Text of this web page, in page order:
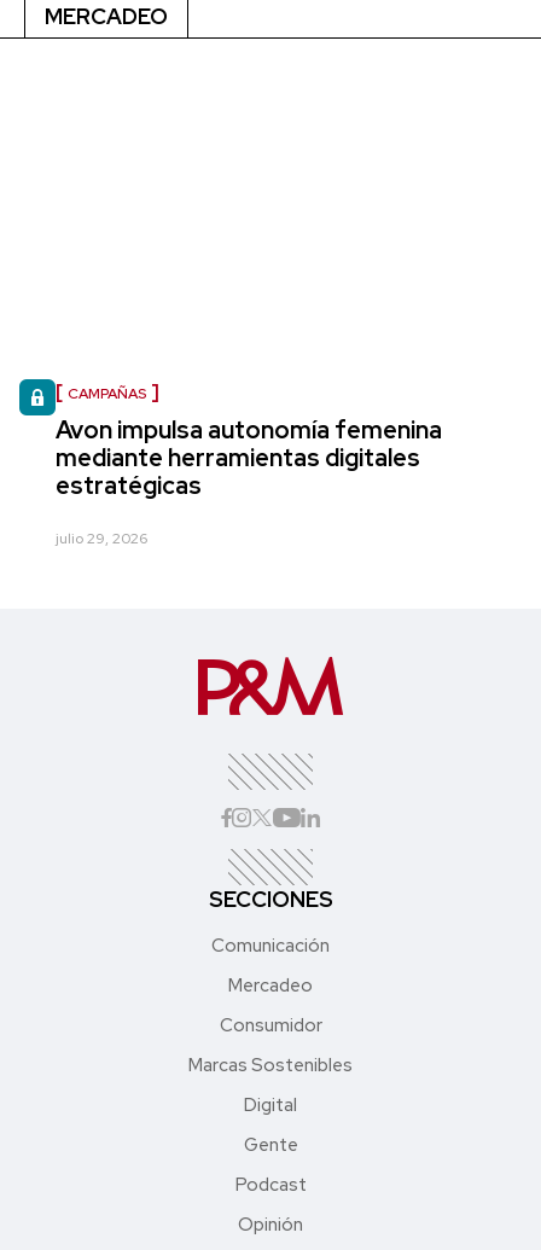
MERCADEO
CAMPAÑAS
Avon impulsa autonomía femenina
mediante herramientas digitales
estratégicas
julio 29, 2026
SECCIONES
Comunicación
Mercadeo
Consumidor
Marcas Sostenibles
Digital
Gente
Podcast
Opinión